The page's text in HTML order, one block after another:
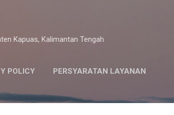
Kapuas, Kalimantan Tengah
POLICY PERSYARATAN LAYANAN